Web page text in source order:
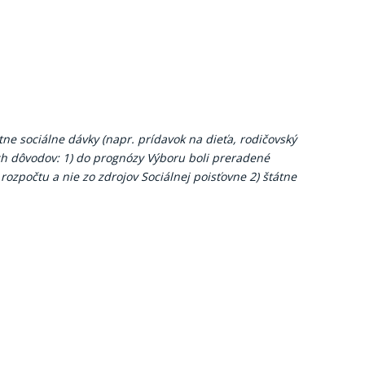
sociálne dávky (napr. prídavok na dieťa, rodičovský
dôvodov: 1) do prognózy Výboru boli preradené
a nie zo zdrojov Sociálnej poisťovne 2) štátne